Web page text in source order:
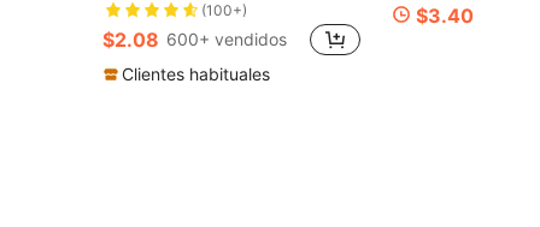
(100+)
$2.08 600+ vendidos
Clientes habituales
$3.40